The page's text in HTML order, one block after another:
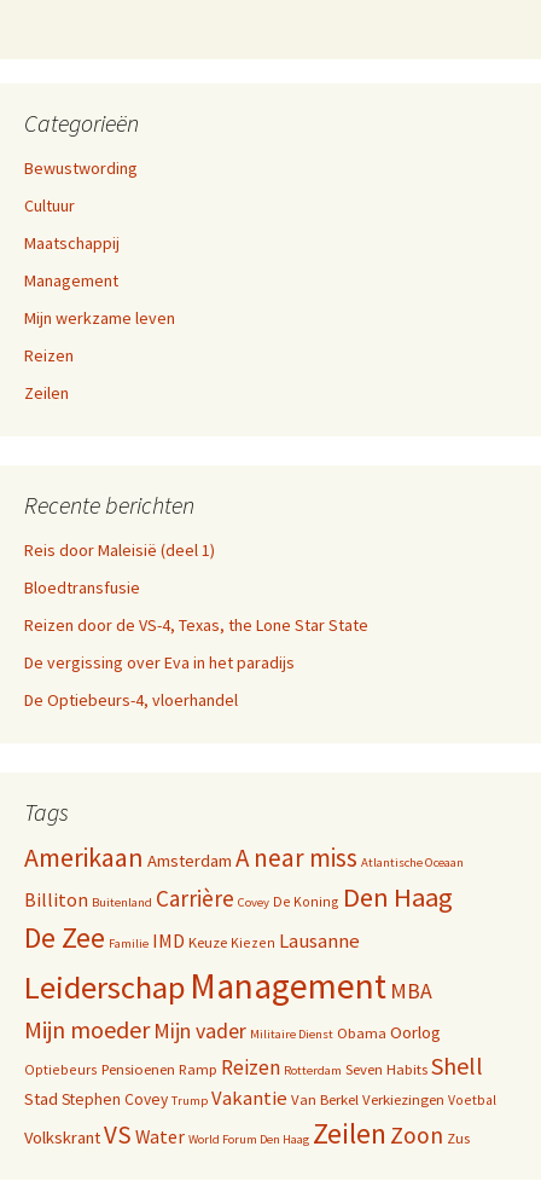
Categorieën
Bewustwording
Cultuur
Maatschappij
Management
Mijn werkzame leven
Reizen
Zeilen
Recente berichten
Reis door Maleisië (deel 1)
Bloedtransfusie
Reizen door de VS-4, Texas, the Lone Star State
De vergissing over Eva in het paradijs
De Optiebeurs-4, vloerhandel
Tags
Amerikaan Amsterdam A near miss Atlantische Oceaan
Billiton Buitenland Carrière Covey De Koning Den Haag
De Zee Familie IMD Keuze Kiezen Lausanne
Leiderschap Management MBA
Mijn moeder Mijn vader Militaire Dienst Obama Oorlog
Optiebeurs Pensioenen Ramp Reizen Rotterdam Seven HabitsShell
Stad Stephen Covey Trump Vakantie Van Berkel Verkiezingen Voetbal
VolkskrantVS Water World Forum Den Haag Zeilen Zoon Zus